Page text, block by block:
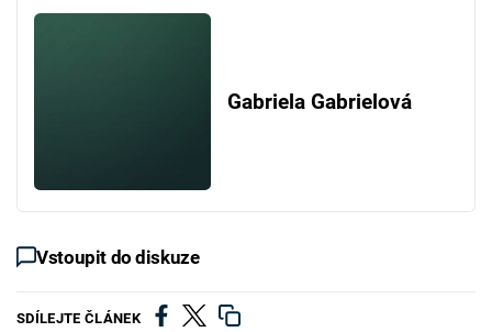
Gabriela Gabrielová
Vstoupit do diskuze
SDÍLEJTE ČLÁNEK